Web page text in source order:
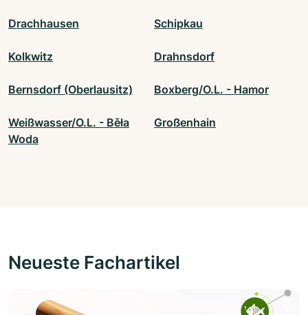
Drachhausen Schipkau
Kolkwitz Drahnsdorf
Bernsdorf (Oberlausitz) Boxberg/O.L. - Hamor
Weißwasser/O.L. - Běła
Woda
Großenhain
Neueste Fachartikel